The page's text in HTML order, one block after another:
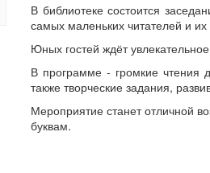
В библиотеке состоится
самых маленьких читателей и
Юных гостей ждёт
В программе - громкие чтения
также творческие задания,
Мероприятие станет отличной
буквам.